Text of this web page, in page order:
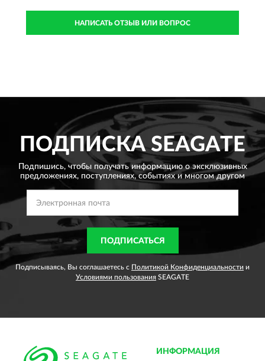
НАПИСАТЬ ОТЗЫВ ИЛИ ВОПРОС
ПОДПИСКАSEAGATE
Подпишись, чтобы получать информацию о эксклюзивных
предложениях, поступлениях, событиях и многом другом
ПОДПИСАТЬСЯ
Подписываясь, Вы соглашаетесь с Политикой Конфиденциальности и
Условиями пользования SEAGATE
ИНФОРМАЦИЯ